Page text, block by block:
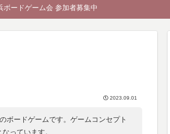
ボードゲーム会 参加者募集中
2023.09.01
ボードゲームです。ゲームコンセプト
っています。